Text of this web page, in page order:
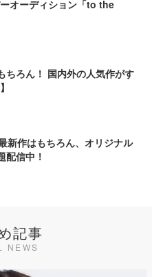
オーディション「to the
ちろん！ 国内外の人気作がす
新作はもちろん、オリジナル
配信中！
記事
NEWS